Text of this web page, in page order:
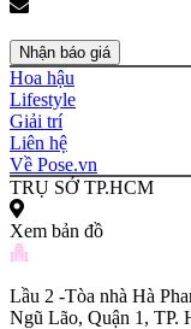
Nhận báo giá
Hoa hậu
Lifestyle
Giải trí
Liên hệ
Về Pose.vn
TRỤ SỞ TP.HCM
Xem bản đồ
Lầu 2 -Tòa nhà Hà
Ngũ Lão, Quận 1, TP.